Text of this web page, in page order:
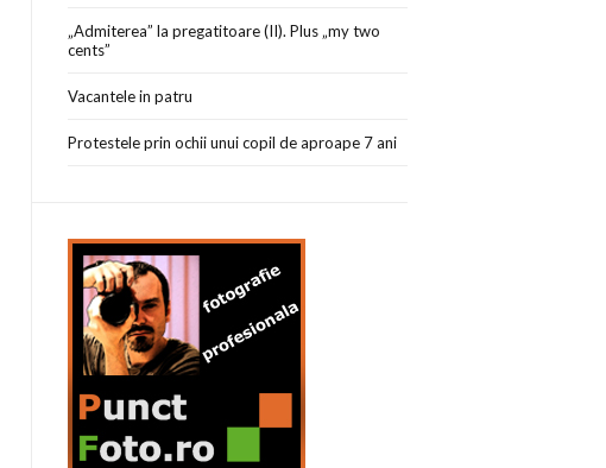
„Admiterea” la pregatitoare (II). Plus „my two
cents”
Vacantele in patru
Protestele prin ochii unui copil de aproape 7 ani